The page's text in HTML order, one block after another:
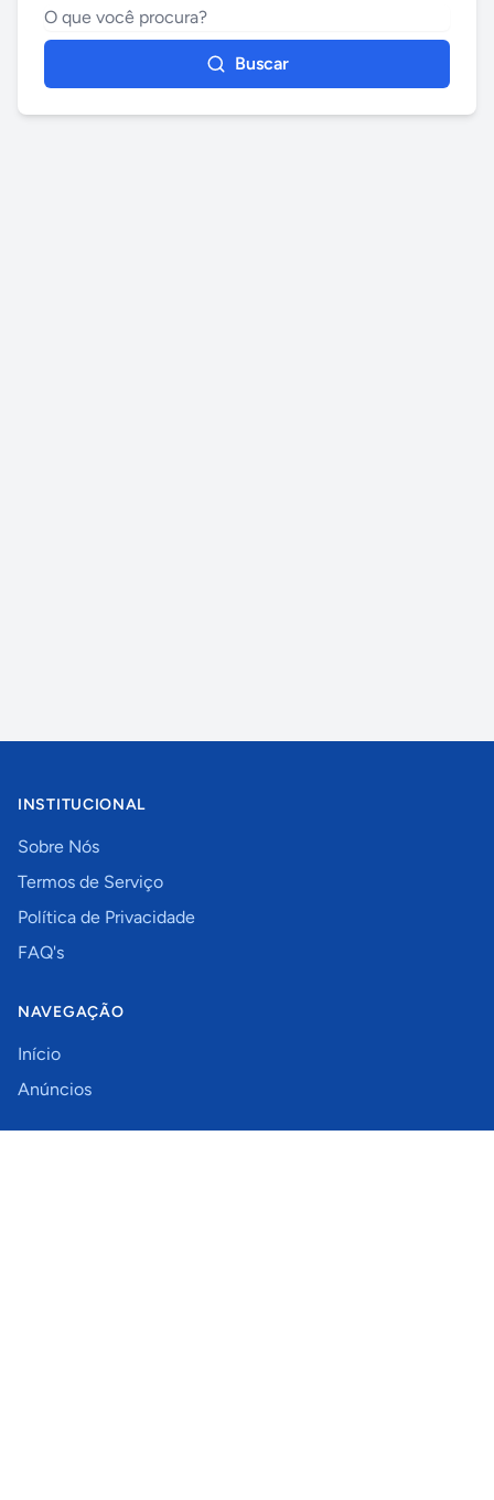
Buscar
INSTITUCIONAL
Sobre Nós
Termos de Serviço
Política de Privacidade
FAQ's
NAVEGAÇÃO
Início
Anúncios